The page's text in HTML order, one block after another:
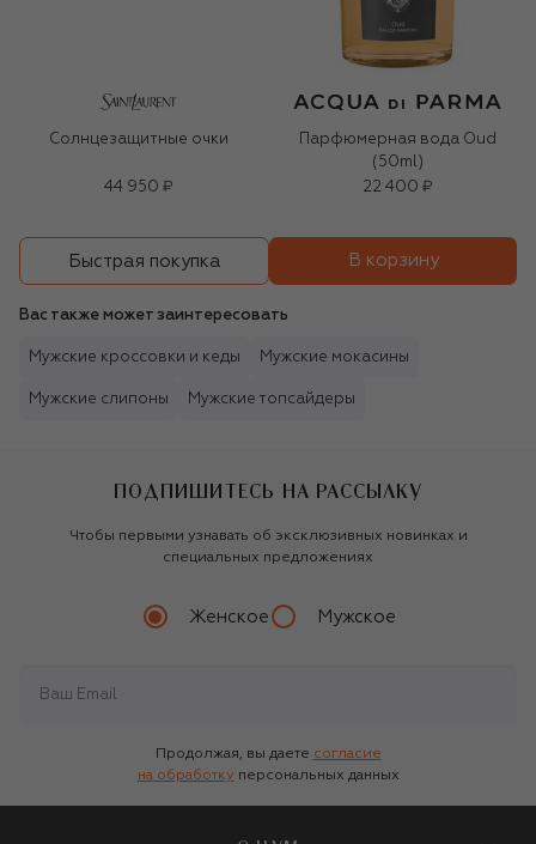
Солнцезащитные очки
44 950 ₽
Парфюмерная вода Oud
(50ml)
22 400 ₽
Быстрая покупка В корзину
Вас также может заинтересовать
Мужские кроссовки и кеды Мужские мокасины
Мужские слипоны Мужские топсайдеры
ПОДПИШИТЕСЬ НА РАССЫЛКУ
Чтобы первыми узнавать об эксклюзивных новинках и
специальных предложениях
Женское Мужское
Продолжая, вы даете согласие
на обработку персональных данных